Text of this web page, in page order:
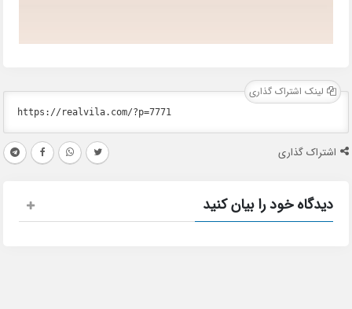
لینک اشتراک گذاری
اشتراک گذاری
دیدگاه خود را بیان کنید